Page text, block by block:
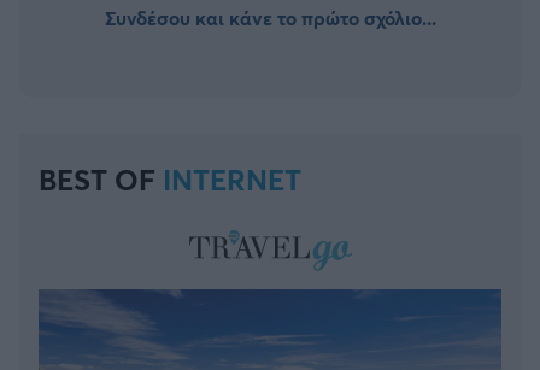
Συνδέσου και κάνε το πρώτο σχόλιο...
BEST OF INTERNET